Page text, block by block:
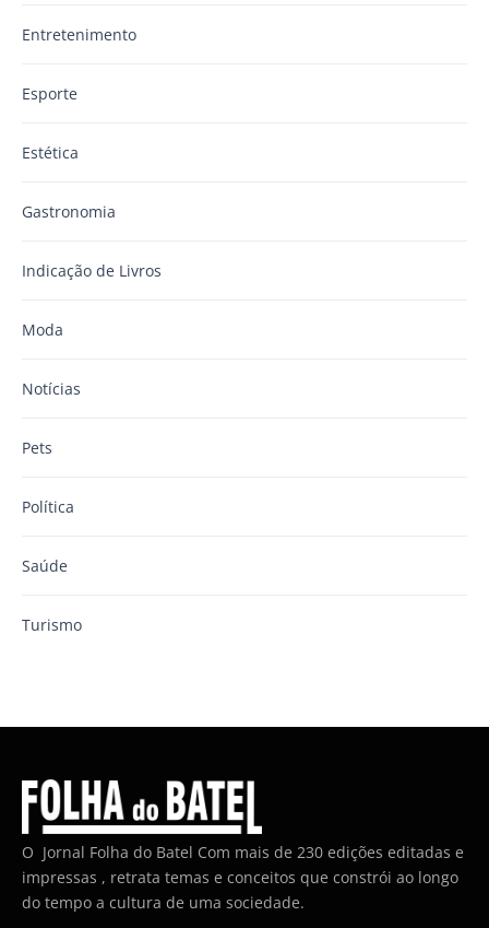
Entretenimento
Esporte
Estética
Gastronomia
Indicação de Livros
Moda
Notícias
Pets
Política
Saúde
Turismo
O Jornal Folha do Batel Com mais de 230 edições editadas e
impressas , retrata temas e conceitos que constrói ao longo
do tempo a cultura de uma sociedade.